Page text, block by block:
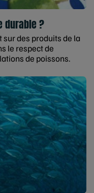
durable ?
des produits de la
le respect de
de poissons.